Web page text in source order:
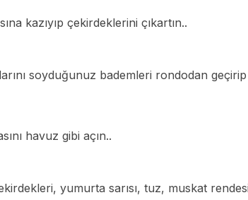
kazıyıp çekirdeklerini çıkartın..
soyduğunuz bademleri rondodan
havuz gibi açın..
yumurta sarısı, tuz, muskat